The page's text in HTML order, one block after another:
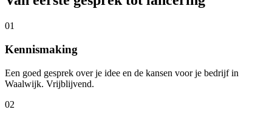
01
Kennismaking
Een goed gesprek over je idee en de kansen voor je bedrijf in
Waalwijk. Vrijblijvend.
02